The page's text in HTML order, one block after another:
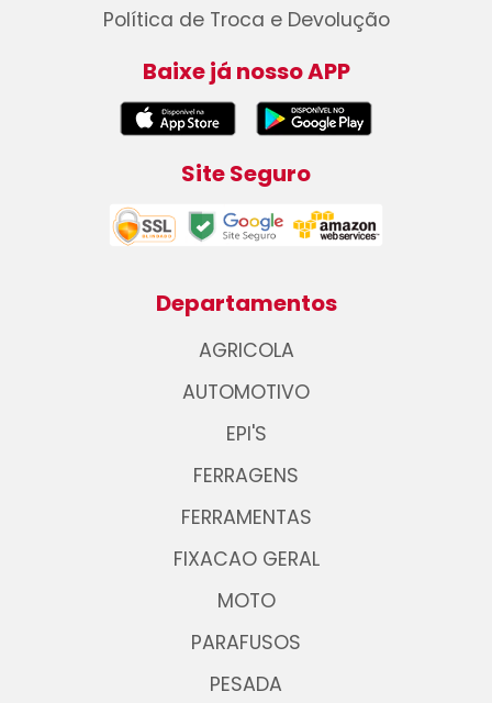
Política de Troca e Devolução
Baixe já nosso APP
Site Seguro
Departamentos
AGRICOLA
AUTOMOTIVO
EPI'S
FERRAGENS
FERRAMENTAS
FIXACAO GERAL
MOTO
PARAFUSOS
PESADA